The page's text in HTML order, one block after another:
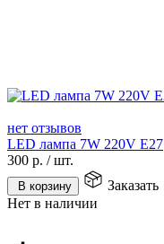
нет отзывов
LED лампа 7W 220V E27
300 р. /шт.
В корзину
Заказать
Нет в наличии